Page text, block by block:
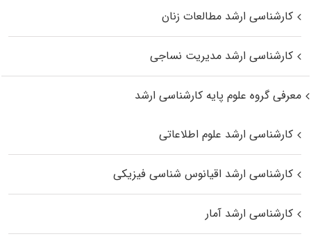
کارشناسی ارشد مطالعات زنان
کارشناسی ارشد مدیریت نساجی
معرفی گروه علوم پایه کارشناسی ارشد
کارشناسی ارشد علوم اطلاعاتی
کارشناسی ارشد اقیانوس‌ شناسی فیزیکی
کارشناسی ارشد آمار